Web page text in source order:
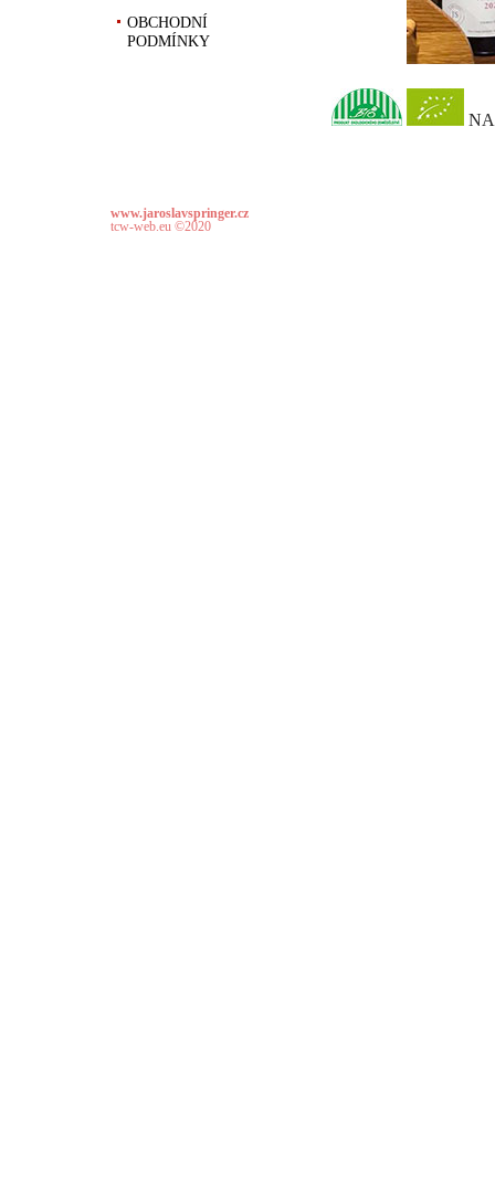
OBCHODNÍ
PODMÍNKY
www.jaroslavspringer.cz
tcw-web.eu ©2020